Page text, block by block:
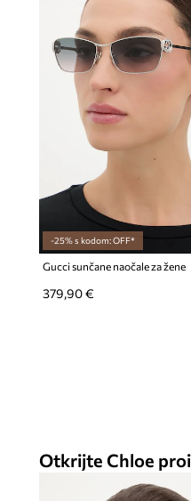
-25% s kodom: OFF*
Gucci sunčane naočale za žene
379,90 €
Otkrijte Chloe